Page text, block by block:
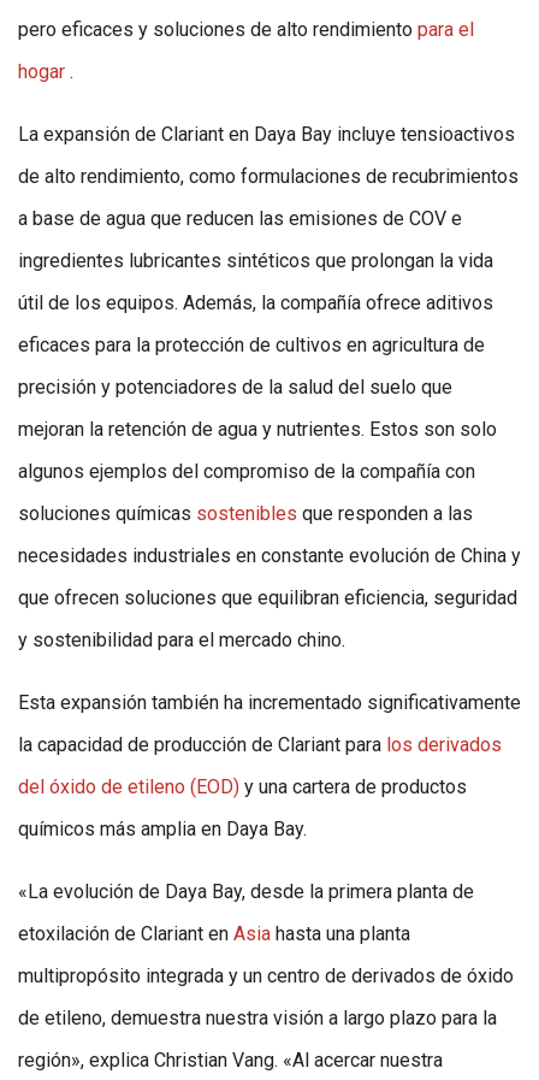
pero eficaces y soluciones de alto rendimiento para el
hogar .
La expansión de Clariant en Daya Bay incluye tensioactivos
de alto rendimiento, como formulaciones de recubrimientos
a base de agua que reducen las emisiones de COV e
ingredientes lubricantes sintéticos que prolongan la vida
útil de los equipos. Además, la compañía ofrece aditivos
eficaces para la protección de cultivos en agricultura de
precisión y potenciadores de la salud del suelo que
mejoran la retención de agua y nutrientes. Estos son solo
algunos ejemplos del compromiso de la compañía con
soluciones químicas sostenibles que responden a las
necesidades industriales en constante evolución de China y
que ofrecen soluciones que equilibran eficiencia, seguridad
y sostenibilidad para el mercado chino.
Esta expansión también ha incrementado significativamente
la capacidad de producción de Clariant para los derivados
del óxido de etileno (EOD) y una cartera de productos
químicos más amplia en Daya Bay.
«La evolución de Daya Bay, desde la primera planta de
etoxilación de Clariant en Asia hasta una planta
multipropósito integrada y un centro de derivados de óxido
de etileno, demuestra nuestra visión a largo plazo para la
región», explica Christian Vang. «Al acercar nuestra